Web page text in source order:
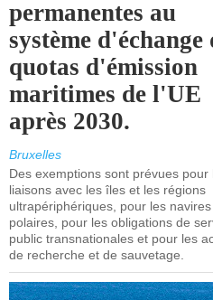
permanentes au
système d'échange
quotas d'émission
maritimes de l'UE
après 2030.
Bruxelles
Des exemptions sont prévues pour
liaisons avec les îles et les régions
ultrapériphériques, pour les navires
polaires, pour les obligations de
public transnationales et pour les
de recherche et de sauvetage.